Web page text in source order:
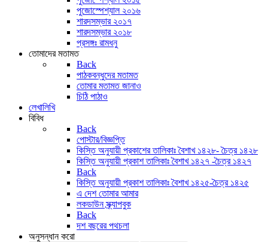
পুজোস্পেশ্যাল ২০১৬
শারদসম্ভার ২০১৭
শারদসম্ভার ২০১৮
প্রসঙ্গঃ রামধনু
তোমাদের মতামত
Back
পাঠকবন্ধুদের মতামত
তোমার মতামত জানাও
চিঠি পাঠাও
লেখালিখি
বিবিধ
Back
পোস্টার/বিজ্ঞপ্তি
কিস্তি অনুযায়ী প্রকাশের তালিকাঃ বৈশাখ ১৪২৮- চৈত্র ১৪২৮
কিস্তি অনুযায়ী প্রকাশ তালিকাঃ বৈশাখ ১৪২৭ -চৈত্র ১৪২৭
Back
কিস্তি অনুযায়ী প্রকাশ তালিকাঃ বৈশাখ ১৪২৫-চৈত্র ১৪২৫
এ দেশ তোমার আমার
লকডাউন স্ক্র্যাপবুক
Back
দশ বছরের পথচলা
অনুসন্ধান করো